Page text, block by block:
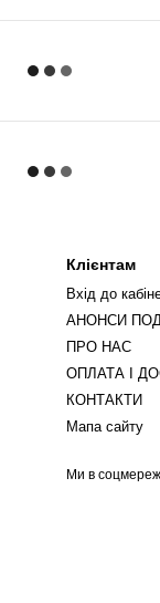
Клієнтам
Вхід до
АНОНСИ
ПРО НАС
ОПЛАТА І
КОНТАКТИ
Мапа сайту
Ми в